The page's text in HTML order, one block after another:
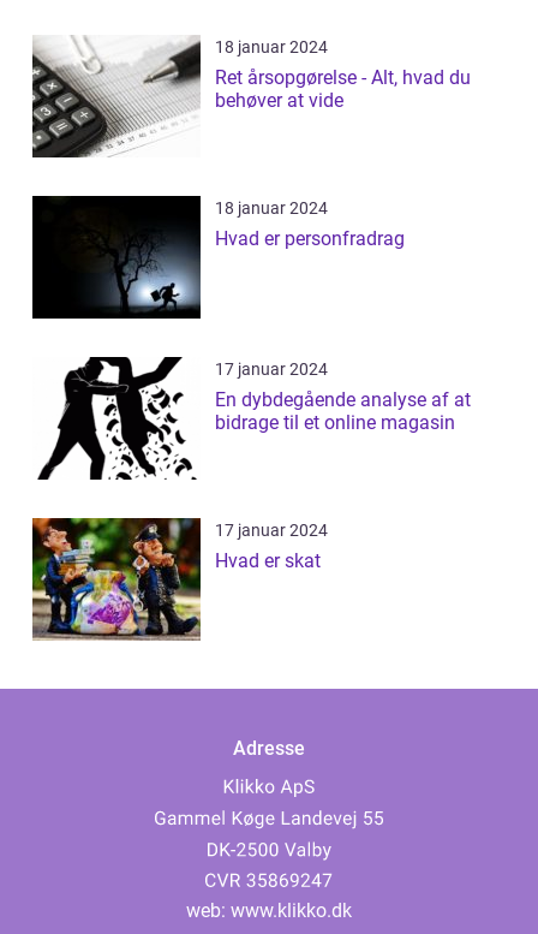
18 januar 2024
Ret årsopgørelse - Alt, hvad du
behøver at vide
18 januar 2024
Hvad er personfradrag
17 januar 2024
En dybdegående analyse af at
bidrage til et online magasin
17 januar 2024
Hvad er skat
Adresse
web: www.klikko.dk